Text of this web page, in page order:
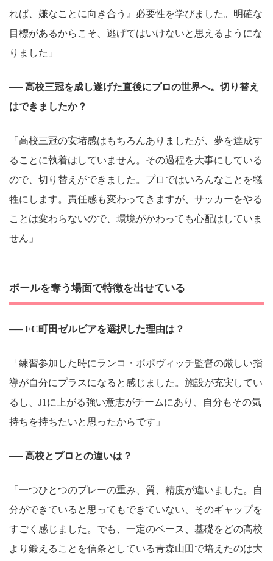
れば、嫌なことに向き合う』必要性を学びました。明確な
目標があるからこそ、逃げてはいけないと思えるようにな
りました」
── 高校三冠を成し遂げた直後にプロの世界へ。切り替え
はできましたか？
「高校三冠の安堵感はもちろんありましたが、夢を達成す
ることに執着はしていません。その過程を大事にしている
ので、切り替えができました。プロではいろんなことを犠
牲にします。責任感も変わってきますが、サッカーをやる
ことは変わらないので、環境がかわっても心配はしていま
せん」
ボールを奪う場面で特徴を出せている
── FC町田ゼルビアを選択した理由は？
「練習参加した時にランコ・ポポヴィッチ監督の厳しい指
導が自分にプラスになると感じました。施設が充実してい
るし、J1に上がる強い意志がチームにあり、自分もその気
持ちを持ちたいと思ったからです」
── 高校とプロとの違いは？
「一つひとつのプレーの重み、質、精度が違いました。自
分ができていると思ってもできていない、そのギャップを
すごく感じました。でも、一定のベース、基礎をどの高校
より鍛えることを信条としている青森山田で培えたのは大